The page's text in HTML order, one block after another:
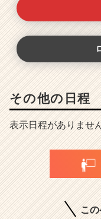
その他の日程
表示日程がありませ
こ